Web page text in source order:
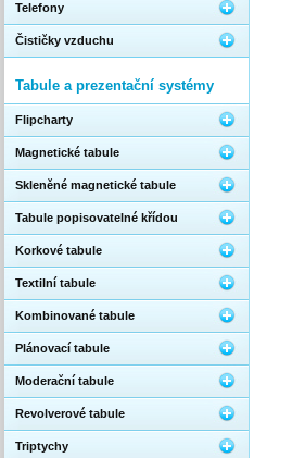
Telefony
Čističky vzduchu
Tabule a prezentační systémy
Flipcharty
Magnetické tabule
Skleněné magnetické tabule
Tabule popisovatelné křídou
Korkové tabule
Textilní tabule
Kombinované tabule
Plánovací tabule
Moderační tabule
Revolverové tabule
Triptychy